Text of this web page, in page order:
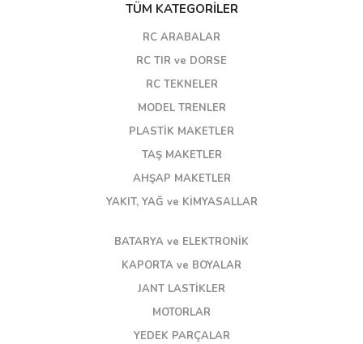
TÜM KATEGORİLER
RC ARABALAR
RC TIR ve DORSE
RC TEKNELER
MODEL TRENLER
PLASTİK MAKETLER
TAŞ MAKETLER
AHŞAP MAKETLER
YAKIT, YAĞ ve KİMYASALLAR
BATARYA ve ELEKTRONİK
KAPORTA ve BOYALAR
JANT LASTİKLER
MOTORLAR
YEDEK PARÇALAR